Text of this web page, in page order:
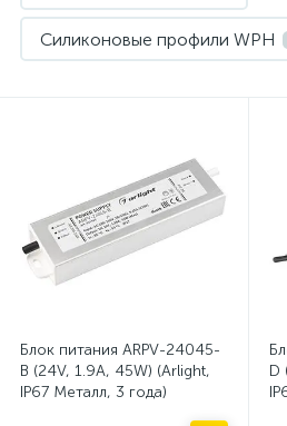
Силиконовые профили WPH
Блок питания ARPV-24045-
B (24V, 1.9A, 45W) (Arlight,
IP67 Металл, 3 года)
D